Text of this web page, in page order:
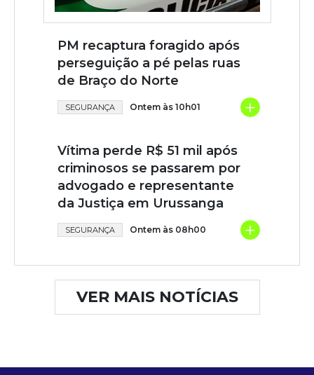
PM recaptura foragido após
perseguição a pé pelas ruas
de Braço do Norte
SEGURANÇA Ontem às 10h01 +
Vítima perde R$ 51 mil após
criminosos se passarem por
advogado e representante
da Justiça em Urussanga
SEGURANÇA Ontem às 08h00 +
VER MAIS NOTÍCIAS